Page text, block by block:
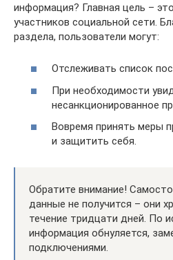
информация? Главная цель –
участников социальной сети.
раздела, пользователи могут:
Отслеживать список
При необходимости
несанкционированное
Вовремя принять меры
и защитить себя.
Обратите внимание!
данные не получится – они
течение тридцати дней. По
информация обнуляется,
подключениями.